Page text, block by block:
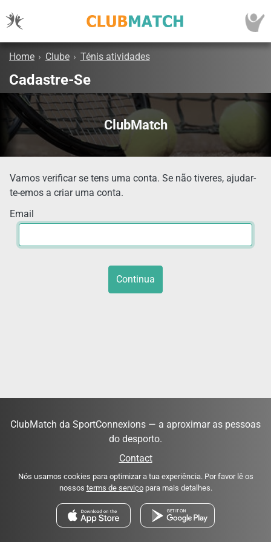
Home › Clube › Ténis atividades
Cadastre-Se
ClubMatch
Vamos verificar se tens uma conta. Se não tiveres, ajudar-
te-emos a criar uma conta.
Email
Continua
ClubMatch da SportConnexions — a aproximar as pessoas
do desporto.
Contact
Nós usamos cookies para optimizar a tua experiência. Por favor lê os
nossos terms de serviçopara mais detalhes.